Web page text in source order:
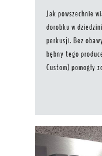
Jak powszechnie
dorobku w
perkusji. Bez
bębny tego
Custom) pomogły